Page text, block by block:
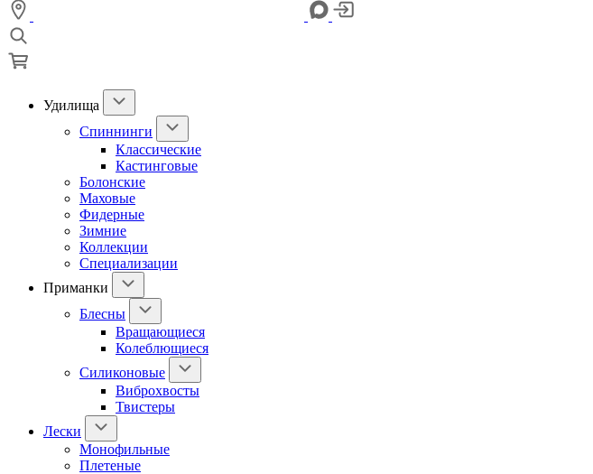
Удилища
Спиннинги
Классические
Кастинговые
Болонские
Маховые
Фидерные
Зимние
Коллекции
Специализации
Приманки
Блесны
Вращающиеся
Колеблющиеся
Силиконовые
Виброхвосты
Твистеры
Лески
Монофильные
Плетеные